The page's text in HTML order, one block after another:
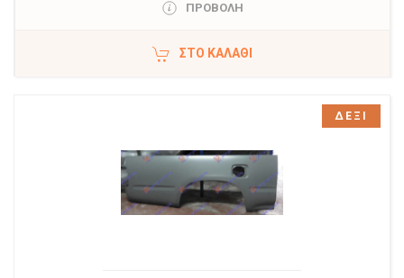
ΠΡΟΒΟΛΗ
ΣΤΟ ΚΑΛΆΘΙ
ΔΕΞΙ